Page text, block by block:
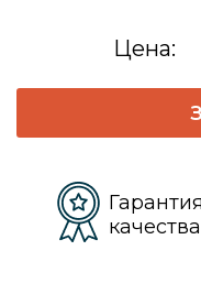
Цена:
Гарантия
качества